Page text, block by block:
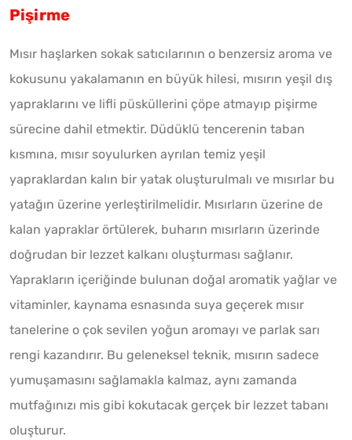
Pişirme
Mısır haşlarken sokak satıcılarının o benzersiz aroma ve
kokusunu yakalamanın en büyük hilesi, mısırın yeşil dış
yapraklarını ve lifli püsküllerini çöpe atmayıp pişirme
sürecine dahil etmektir. Düdüklü tencerenin taban
kısmına, mısır soyulurken ayrılan temiz yeşil
yapraklardan kalın bir yatak oluşturulmalı ve mısırlar bu
yatağın üzerine yerleştirilmelidir. Mısırların üzerine de
kalan yapraklar örtülerek, buharın mısırların üzerinde
doğrudan bir lezzet kalkanı oluşturması sağlanır.
Yaprakların içeriğinde bulunan doğal aromatik yağlar ve
vitaminler, kaynama esnasında suya geçerek mısır
tanelerine o çok sevilen yoğun aromayı ve parlak sarı
rengi kazandırır. Bu geleneksel teknik, mısırın sadece
yumuşamasını sağlamakla kalmaz, aynı zamanda
mutfağınızı mis gibi kokutacak gerçek bir lezzet tabanı
oluşturur.